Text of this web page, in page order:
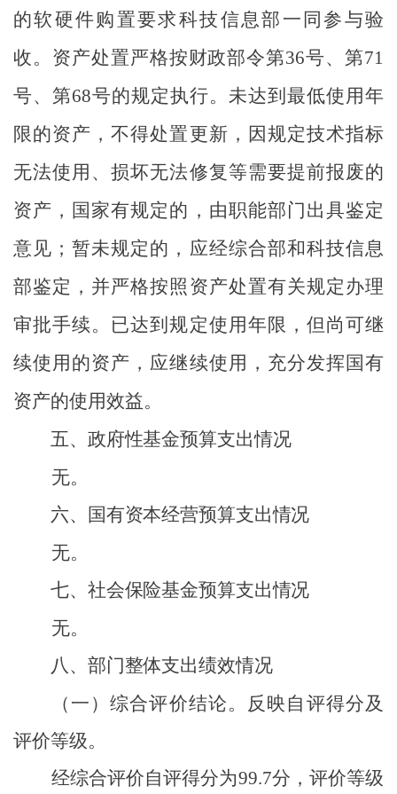
的软硬件购置要求科技信息部一同参与验
收。资产处置严格按财政部令第36号、第71
号、第68号的规定执行。未达到最低使用年
限的资产，不得处置更新，因规定技术指标
无法使用、损坏无法修复等需要提前报废的
资产，国家有规定的，由职能部门出具鉴定
意见；暂未规定的，应经综合部和科技信息
部鉴定，并严格按照资产处置有关规定办理
审批手续。已达到规定使用年限，但尚可继
续使用的资产，应继续使用，充分发挥国有
资产的使用效益。
五、政府性基金预算支出情况
无。
六、国有资本经营预算支出情况
无。
七、社会保险基金预算支出情况
无。
八、部门整体支出绩效情况
（一）综合评价结论。 反映自评得分及
评价等级。
经综合评价自评得分为99.7分，评价等级